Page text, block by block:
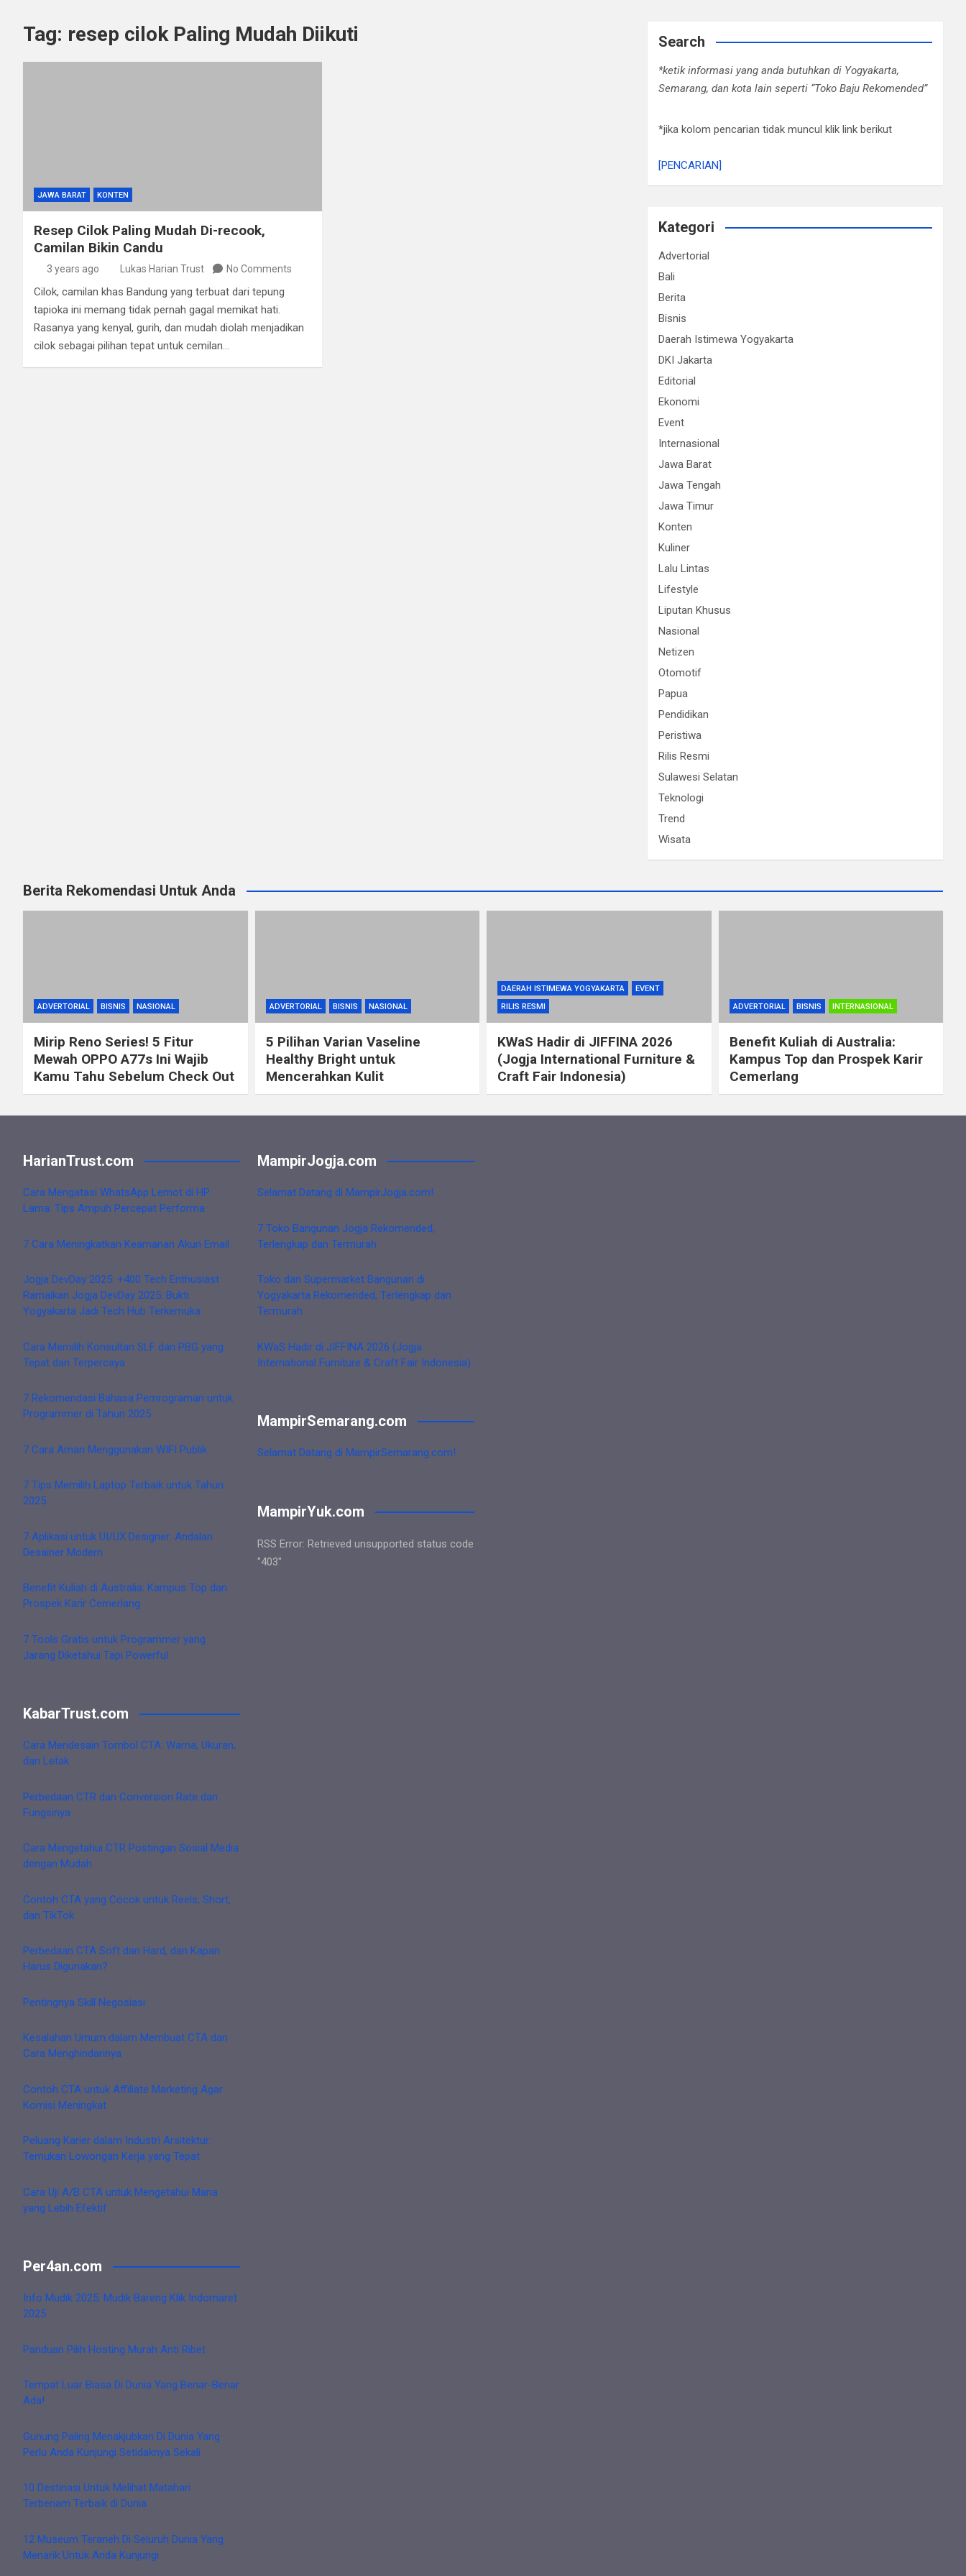
Tag: resep cilok Paling Mudah Diikuti
JAWA BARAT KONTEN
Resep Cilok Paling Mudah Di-recook,
Camilan Bikin Candu
3 years ago Lukas Harian Trust No Comments
Cilok, camilan khas Bandung yang terbuat dari tepung
tapioka ini memang tidak pernah gagal memikat hati.
Rasanya yang kenyal, gurih, dan mudah diolah menjadikan
cilok sebagai pilihan tepat untuk cemilan…
Search
*ketik informasi yang anda butuhkan di Yogyakarta,
Semarang, dan kota lain seperti “Toko Baju Rekomended”
*jika kolom pencarian tidak muncul klik link berikut
[PENCARIAN]
Kategori
Advertorial
Bali
Berita
Bisnis
Daerah Istimewa Yogyakarta
DKI Jakarta
Editorial
Ekonomi
Event
Internasional
Jawa Barat
Jawa Tengah
Jawa Timur
Konten
Kuliner
Lalu Lintas
Lifestyle
Liputan Khusus
Nasional
Netizen
Otomotif
Papua
Pendidikan
Peristiwa
Rilis Resmi
Sulawesi Selatan
Teknologi
Trend
Wisata
Berita Rekomendasi Untuk Anda
ADVERTORIAL BISNIS NASIONAL
Mirip Reno Series! 5 Fitur
Mewah OPPO A77s Ini Wajib
Kamu Tahu Sebelum Check Out
ADVERTORIAL BISNIS NASIONAL
5 Pilihan Varian Vaseline
Healthy Bright untuk
Mencerahkan Kulit
DAERAH ISTIMEWA YOGYAKARTA
EVENT
RILIS RESMI
KWaS Hadir di JIFFINA 2026
(Jogja International Furniture &
Craft Fair Indonesia)
ADVERTORIAL BISNIS INTERNASIONAL
Benefit Kuliah di Australia:
Kampus Top dan Prospek Karir
Cemerlang
HarianTrust.com
Cara Mengatasi WhatsApp Lemot di HP
Lama: Tips Ampuh Percepat Performa
7 Cara Meningkatkan Keamanan Akun Email
Jogja DevDay 2025: +400 Tech Enthusiast
Ramaikan Jogja DevDay 2025: Bukti
Yogyakarta Jadi Tech Hub Terkemuka
Cara Memilih Konsultan SLF dan PBG yang
Tepat dan Terpercaya
7 Rekomendasi Bahasa Pemrograman untuk
Programmer di Tahun 2025
7 Cara Aman Menggunakan WIFI Publik
7 Tips Memilih Laptop Terbaik untuk Tahun
2025
7 Aplikasi untuk UI/UX Designer: Andalan
Desainer Modern
Benefit Kuliah di Australia: Kampus Top dan
Prospek Karir Cemerlang
7 Tools Gratis untuk Programmer yang
Jarang Diketahui Tapi Powerful
KabarTrust.com
Cara Mendesain Tombol CTA: Warna, Ukuran,
dan Letak
Perbedaan CTR dan Conversion Rate dan
Fungsinya
Cara Mengetahui CTR Postingan Sosial Media
dengan Mudah
Contoh CTA yang Cocok untuk Reels, Short,
dan TikTok
Perbedaan CTA Soft dan Hard, dan Kapan
Harus Digunakan?
Pentingnya Skill Negosiasi
Kesalahan Umum dalam Membuat CTA dan
Cara Menghindarinya
Contoh CTA untuk Affiliate Marketing Agar
Komisi Meningkat
Peluang Karier dalam Industri Arsitektur:
Temukan Lowongan Kerja yang Tepat
Cara Uji A/B CTA untuk Mengetahui Mana
yang Lebih Efektif
Per4an.com
Info Mudik 2025: Mudik Bareng Klik Indomaret
2025
Panduan Pilih Hosting Murah Anti Ribet
Tempat Luar Biasa Di Dunia Yang Benar-Benar
Ada!
Gunung Paling Menakjubkan Di Dunia Yang
Perlu Anda Kunjungi Setidaknya Sekali
10 Destinasi Untuk Melihat Matahari
Terbenam Terbaik di Dunia
12 Museum Teraneh Di Seluruh Dunia Yang
Menarik Untuk Anda Kunjungi
MampirJogja.com
Selamat Datang di MampirJogja.com!
7 Toko Bangunan Jogja Rekomended,
Terlengkap dan Termurah
Toko dan Supermarket Bangunan di
Yogyakarta Rekomended, Terlengkap dan
Termurah
KWaS Hadir di JIFFINA 2026 (Jogja
International Furniture & Craft Fair Indonesia)
MampirSemarang.com
Selamat Datang di MampirSemarang.com!
MampirYuk.com
RSS Error: Retrieved unsupported status code
"403"